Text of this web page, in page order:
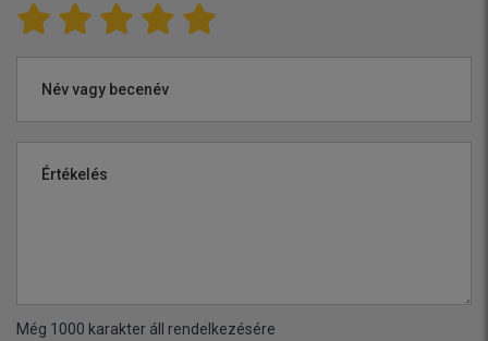
Név vagy becenév
Értékelés
Még 1000 karakter áll rendelkezésére